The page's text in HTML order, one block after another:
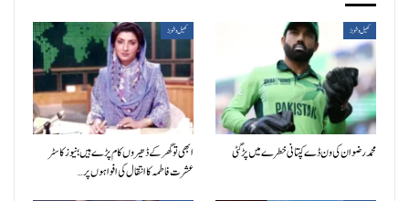
کھیل و شوبز
محمد رضوان کی ون ڈے کپتانی خطرے میں پڑ گئی
کھیل و شوبز
ابھی تو گھر کے ڈھیروں کام پڑے ہیں؛ نیوز کاسٹر
عشرت فاطمہ کا انتقال کی افواہوں پر…